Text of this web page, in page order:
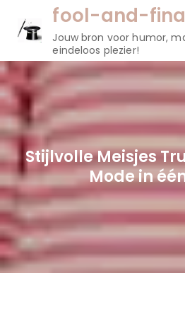
gaan
fool-and-
Jouw bron voor humor,
eindeloos plezier!
Stijlvolle Meisjes
Mode in